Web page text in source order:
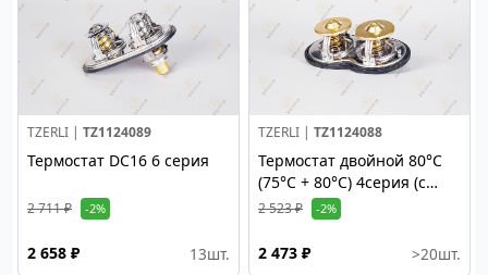
TZERLI | TZ1124089
Термостат DC16 6 серия
2 711 ₽ -2%
2 658 ₽ 13шт.
TZERLI | TZ1124088
Термостат двойной 80°С
(75°C + 80°C) 4серия (c
прокладкой)
2 523 ₽ -2%
2 473 ₽ >20шт.